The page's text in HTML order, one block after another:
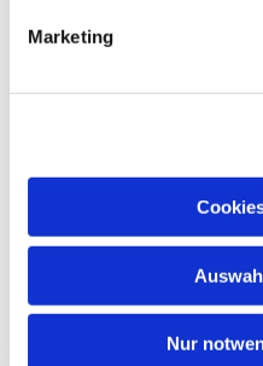
Marketing
Nur
Dies könnte Sie